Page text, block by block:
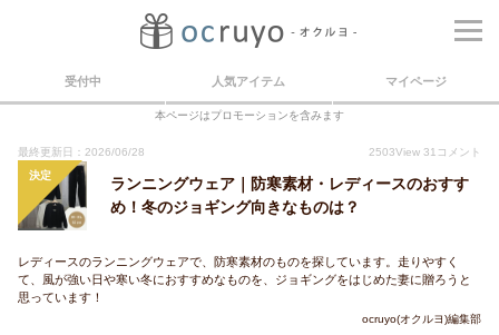
受付中 人気アイテム マイページ
本ページはプロモーションを含みます
最終更新日：2026/06/28 2503View 31 コメント
決定
ランニングウェア｜防寒素材・レディースのおすす
め！冬のジョギング向きなものは？
レディースのランニングウェアで、防寒素材のものを探しています。走りやすく
て、風が強い日や寒い冬におすすめなものを、ジョギングをはじめた妻に贈ろうと
思っています！
ocruyo(オクルヨ)編集部